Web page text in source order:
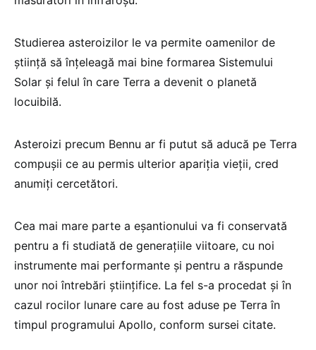
Studierea asteroizilor le va permite oamenilor de
ştiinţă să înţeleagă mai bine formarea Sistemului
Solar şi felul în care Terra a devenit o planetă
locuibilă.
Asteroizi precum Bennu ar fi putut să aducă pe Terra
compuşii ce au permis ulterior apariţia vieţii, cred
anumiţi cercetători.
Cea mai mare parte a eşantionului va fi conservată
pentru a fi studiată de generaţiile viitoare, cu noi
instrumente mai performante şi pentru a răspunde
unor noi întrebări ştiinţifice. La fel s-a procedat şi în
cazul rocilor lunare care au fost aduse pe Terra în
timpul programului Apollo, conform sursei citate.